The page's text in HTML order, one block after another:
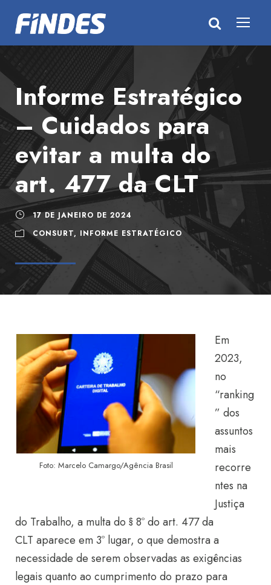
Informe Estratégico
– Cuidados para
evitar a multa do
art. 477 da CLT
17 DE JANEIRO DE 2024
CONSURT, INFORME ESTRATÉGICO
Foto: Marcelo Camargo/Agência Brasil
Em
2023,
no
“ranking
” dos
assuntos
mais
recorre
ntes na
Justiça
do Trabalho, a multa do § 8º do art. 477 da
CLT aparece em 3º lugar, o que demostra a
necessidade de serem observadas as exigências
legais quanto ao cumprimento do prazo para